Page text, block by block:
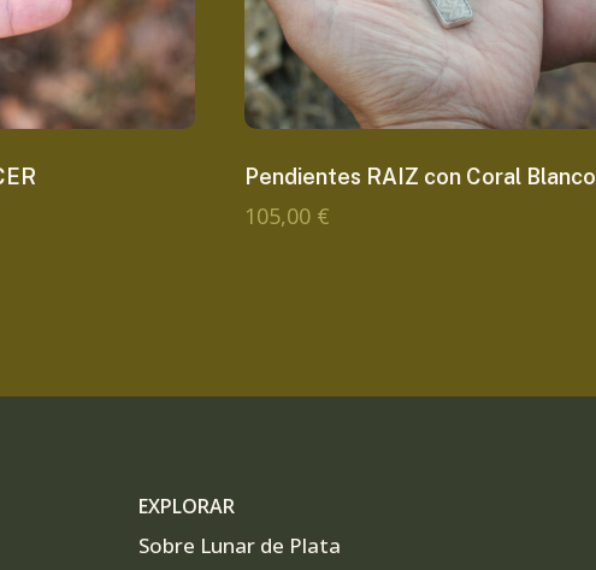
Pendientes RAIZ con Coral Blanco
105,00 €
EXPLORAR
Sobre Lunar de Plata